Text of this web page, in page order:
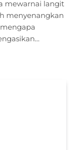
mewarnai langit
menyenangkan